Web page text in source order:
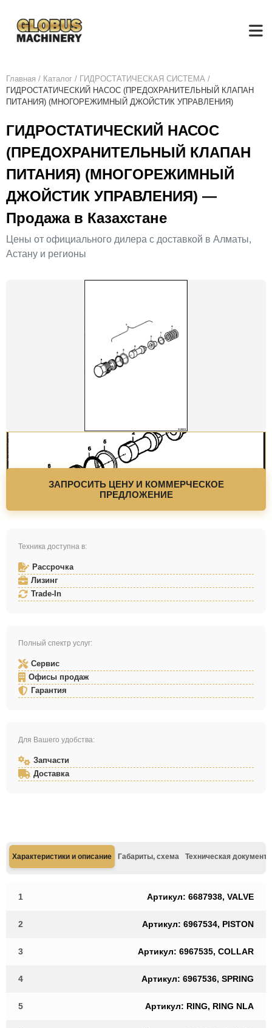
Главная / Каталог / ГИДРОСТАТИЧЕСКАЯ СИСТЕМА /
ГИДРОСТАТИЧЕСКИЙ НАСОС (ПРЕДОХРАНИТЕЛЬНЫЙ КЛАПАН
ПИТАНИЯ) (МНОГОРЕЖИМНЫЙ ДЖОЙСТИК УПРАВЛЕНИЯ)
ГИДРОСТАТИЧЕСКИЙ НАСОС
(ПРЕДОХРАНИТЕЛЬНЫЙ КЛАПАН
ПИТАНИЯ) (МНОГОРЕЖИМНЫЙ
ДЖОЙСТИК УПРАВЛЕНИЯ) —
Продажа в Казахстане
Цены от официального дилера с доставкой в Алматы,
Астану и регионы
ЗАПРОСИТЬ ЦЕНУ И КОММЕРЧЕСКОЕ
ПРЕДЛОЖЕНИЕ
Техника доступна в:
Рассрочка
Лизинг
Trade-In
Полный спектр услуг:
Сервис
Офисы продаж
Гарантия
Для Вашего удобства:
Запчасти
Доставка
Характеристики и описание Габариты, схема Техническая
1 Артикул: 6687938, VALVE
2 Артикул: 6967534, PISTON
3 Артикул: 6967535, COLLAR
4 Артикул: 6967536, SPRING
5 Артикул: RING, RING NLA